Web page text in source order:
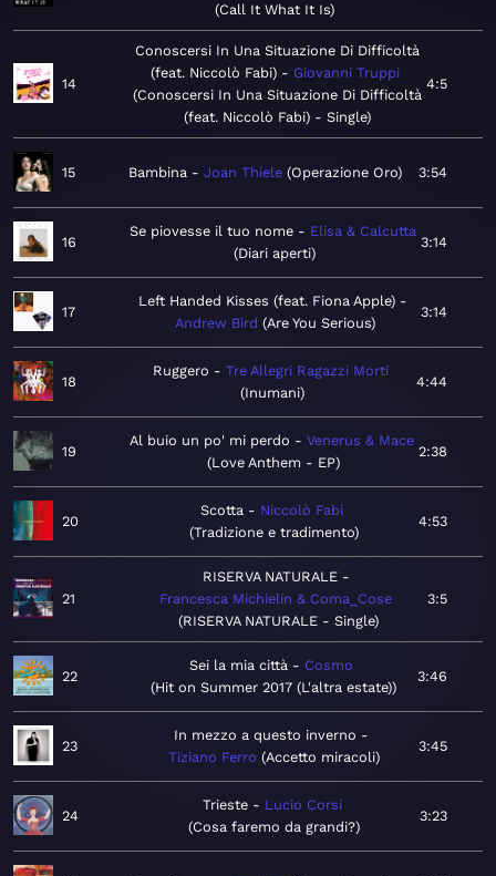
Call It What It Is
14
Conoscersi In Una Situazione Di Difficoltà
(feat. Niccolò Fabi)
Giovanni Truppi
Conoscersi In Una Situazione Di Difficoltà
(feat. Niccolò Fabi) - Single
4:5
15 Bambina Joan Thiele Operazione Oro 3:54
16
Se piovesse il tuo nome
Elisa & Calcutta
Diari aperti
3:14
17
Left Handed Kisses (feat. Fiona Apple)
Andrew Bird Are You Serious
3:14
18
Ruggero
Tre Allegri Ragazzi Morti
Inumani
4:44
19
Al buio un po' mi perdo
Venerus & Mace
Love Anthem - EP
2:38
20
Scotta
Niccolò Fabi
Tradizione e tradimento
4:53
21
RISERVA NATURALE
Francesca Michielin & Coma_Cose
RISERVA NATURALE - Single
3:5
22
Sei la mia città
Cosmo
Hit on Summer 2017 (L'altra estate)
3:46
23
In mezzo a questo inverno
Tiziano Ferro Accetto miracoli
3:45
24
Trieste
Lucio Corsi
Cosa faremo da grandi?
3:23